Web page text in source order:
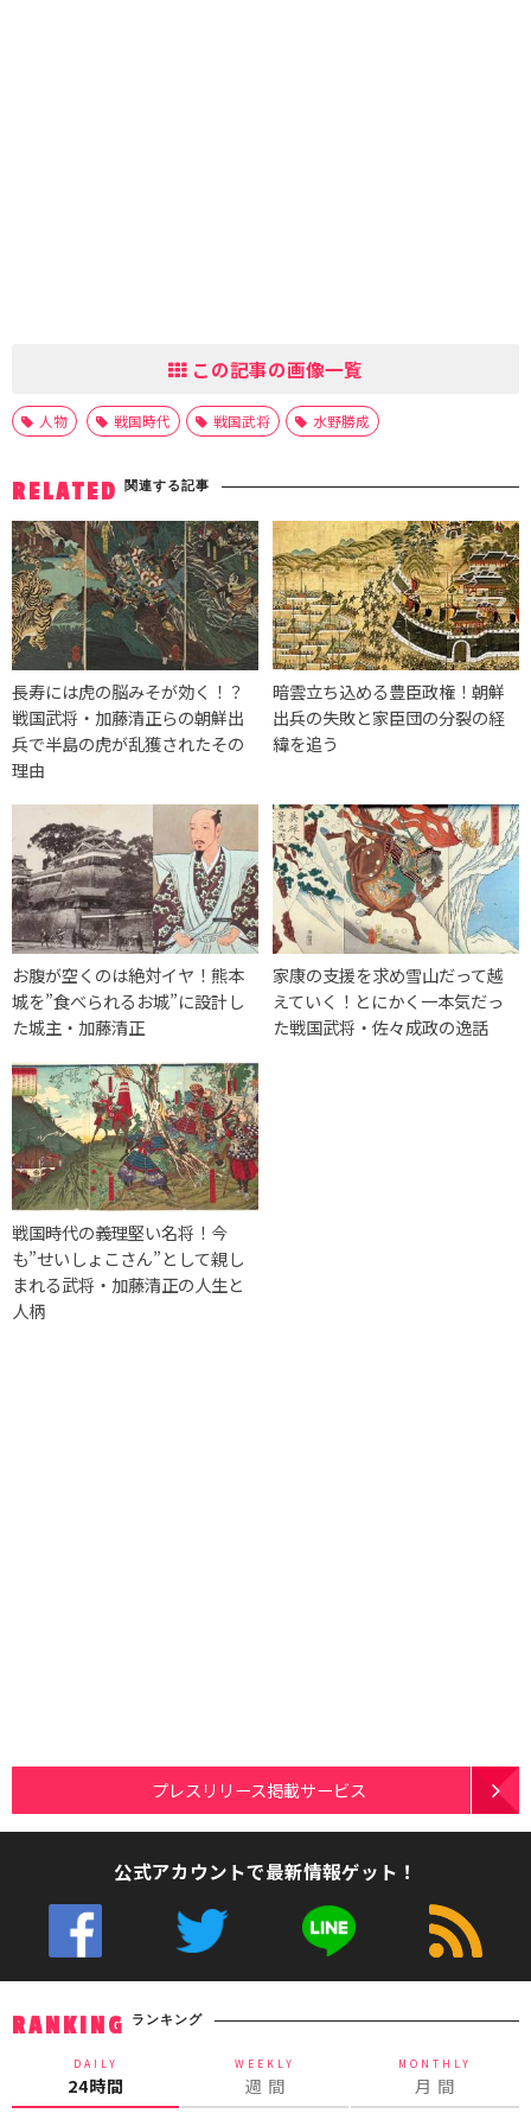
この記事の画像一覧
人物 戦国時代 戦国武将 水野勝成
RELATED 関連する記事
長寿には虎の脳みそが効く！？
戦国武将・加藤清正らの朝鮮出
兵で半島の虎が乱獲されたその
理由
暗雲立ち込める豊臣政権！朝鮮
出兵の失敗と家臣団の分裂の経
緯を追う
お腹が空くのは絶対イヤ！熊本
城を”食べられるお城”に設計し
た城主・加藤清正
家康の支援を求め雪山だって越
えていく！とにかく一本気だっ
た戦国武将・佐々成政の逸話
戦国時代の義理堅い名将！今
も”せいしょこさん”として親し
まれる武将・加藤清正の人生と
人柄
プレスリリース掲載サービス
公式アカウントで最新情報ゲット！
RANKING ランキング
DAILY
24時間
WEEKLY
週 間
MONTHLY
月 間